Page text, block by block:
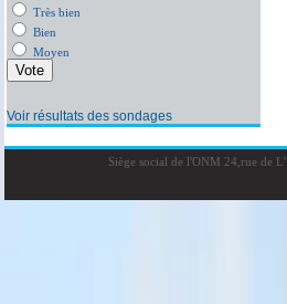
Très bien
Bien
Moyen
Voir résultats des sondages
Siège social de l'ONM 24,rue de